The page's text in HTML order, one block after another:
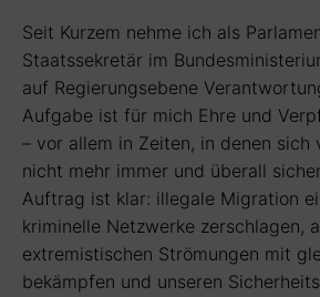
Seit Kurzem nehme ich als
Staatssekretär im
auf Regierungsebene
Aufgabe ist für mich Ehre und
– vor allem in Zeiten, in denen sich
nicht mehr immer und überall
Auftrag ist klar: illegale Migration
kriminelle Netzwerke zerschlagen,
extremistischen Strömungen mit
bekämpfen und unseren